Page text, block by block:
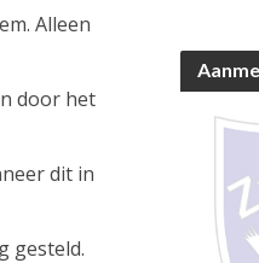
Alleen
door het
dit in
gesteld.